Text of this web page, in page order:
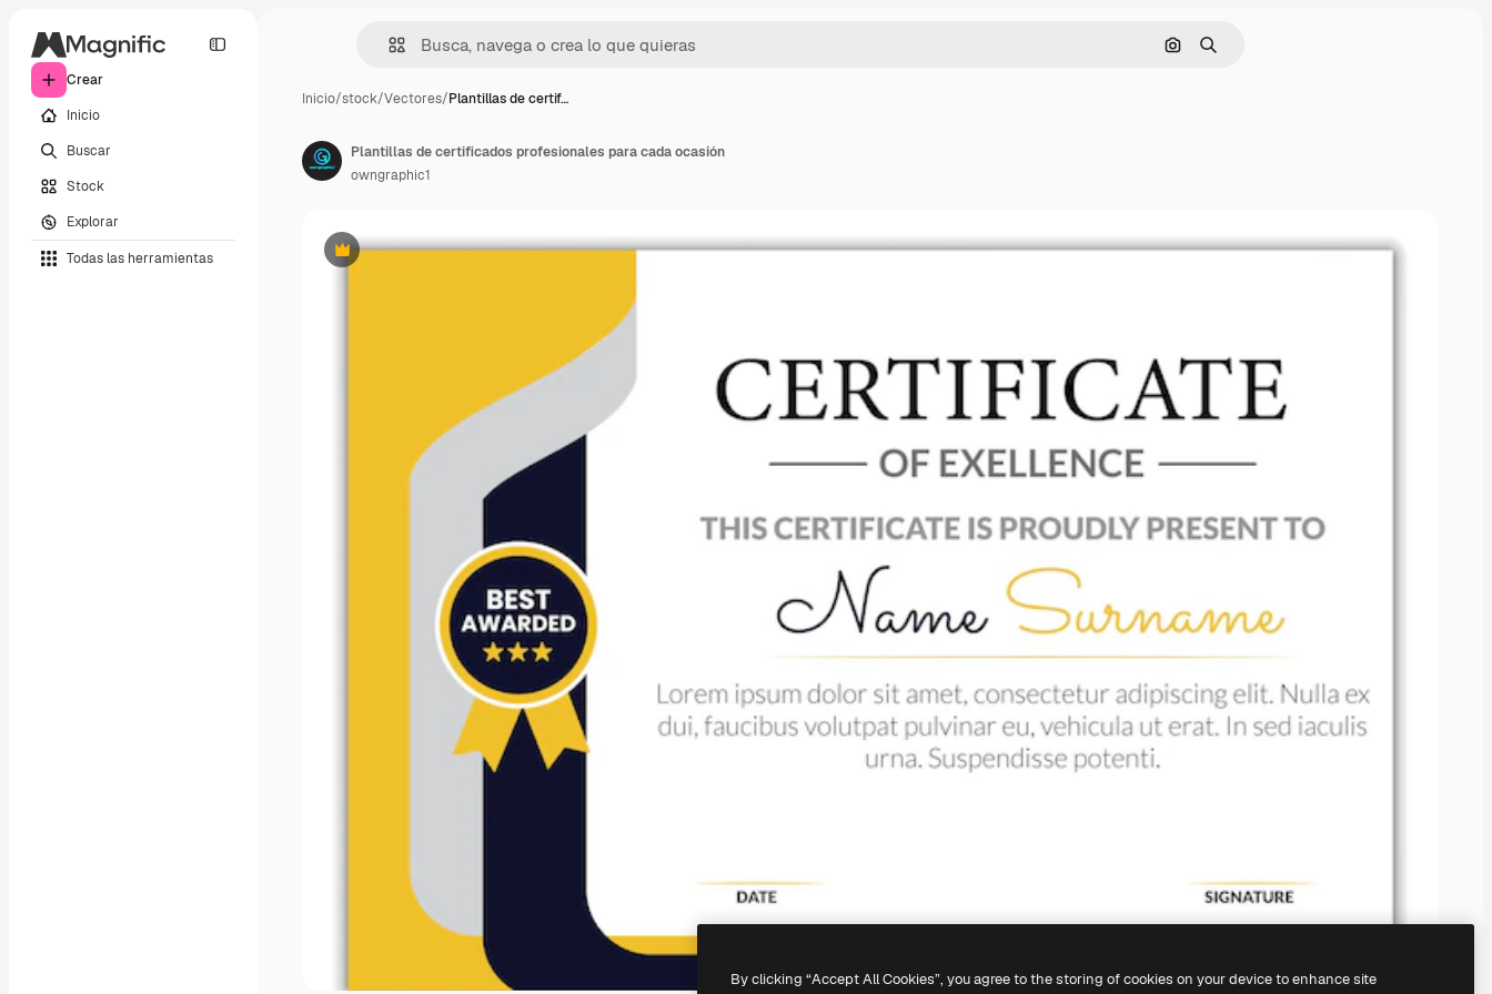
Crear
Inicio
Buscar
Stock
Explorar
Todas las herramientas
Buscar por imagen
Buscar
Inicio/stock/Vectores/Plantillas de certif…
Premium
Plantillas de certificados profesionales para cada ocasión
owngraphic1
By clicking “Accept All Cookies”, you agree to the storing of cookies on your device to enhance site